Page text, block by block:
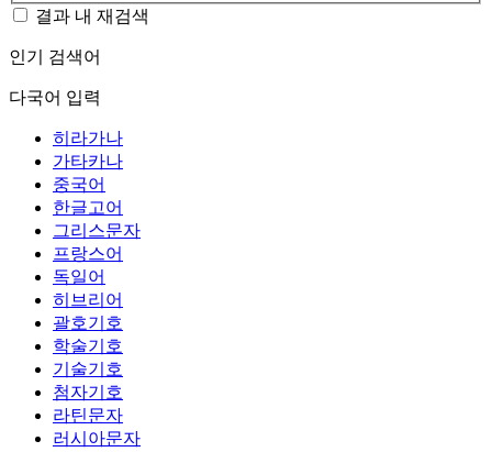
결과 내 재검색
인기 검색어
다국어 입력
히라가나
가타카나
중국어
한글고어
그리스문자
프랑스어
독일어
히브리어
괄호기호
학술기호
기술기호
첨자기호
라틴문자
러시아문자